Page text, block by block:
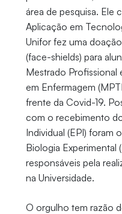
área de pesquisa. Ele
Aplicação em
Unifor fez uma
(face-shields) para
Mestrado Profissional
em Enfermagem
frente da Covid-19.
com o recebimento
Individual (EPI) foram
Biologia Experimental
responsáveis pela
na Universidade.
O orgulho tem razão